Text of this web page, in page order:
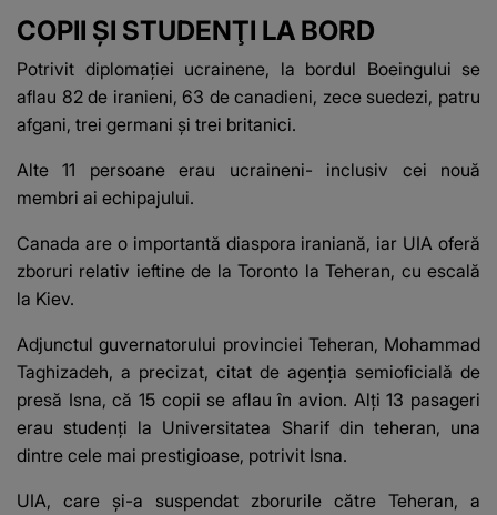
COPII ŞI STUDENŢI LA BORD
Potrivit diplomaţiei ucrainene, la bordul Boeingului se
aflau 82 de iranieni, 63 de canadieni, zece suedezi, patru
afgani, trei germani şi trei britanici.
Alte 11 persoane erau ucraineni- inclusiv cei nouă
membri ai echipajului.
Canada are o importantă diaspora iraniană, iar UIA oferă
zboruri relativ ieftine de la Toronto la Teheran, cu escală
la Kiev.
Adjunctul guvernatorului provinciei Teheran, Mohammad
Taghizadeh, a precizat, citat de agenţia semioficială de
presă Isna, că 15 copii se aflau în avion. Alţi 13 pasageri
erau studenţi la Universitatea Sharif din teheran, una
dintre cele mai prestigioase, potrivit Isna.
UIA, care şi-a suspendat zborurile către Teheran, a